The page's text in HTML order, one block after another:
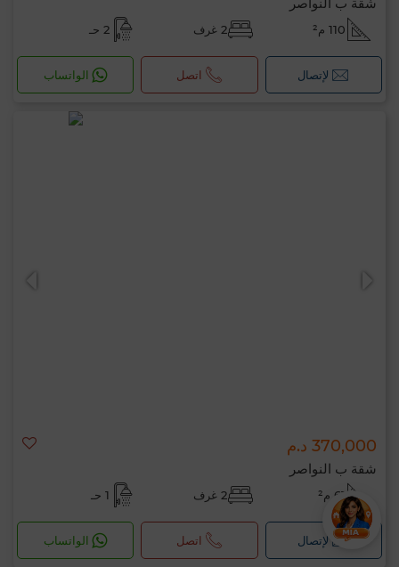
110 م² 2 غرف 2 حـ
لإتصال اتصل الواتساب
370,000 د.م
شقة ب النواصر
61 م² 2 غرف 1 حـ
لإتصال اتصل الواتساب